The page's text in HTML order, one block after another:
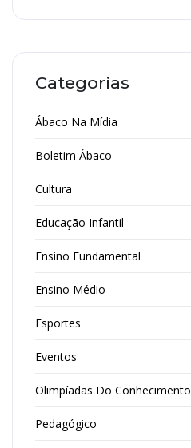
Categorias
Ábaco Na Mídia
Boletim Ábaco
Cultura
Educação Infantil
Ensino Fundamental
Ensino Médio
Esportes
Eventos
Olimpíadas Do Conhecimento
Pedagógico